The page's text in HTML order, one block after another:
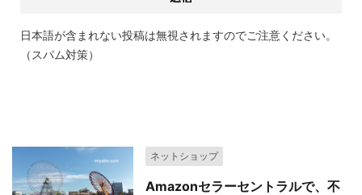
日本語が含まれない投稿は無視されますのでご注意ください。
（スパム対策）
ネットショップ
Amazonセラーセントラルで、不